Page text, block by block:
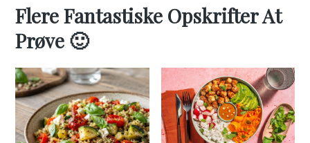
Flere Fantastiske Opskrifter At
Prøve 🙂